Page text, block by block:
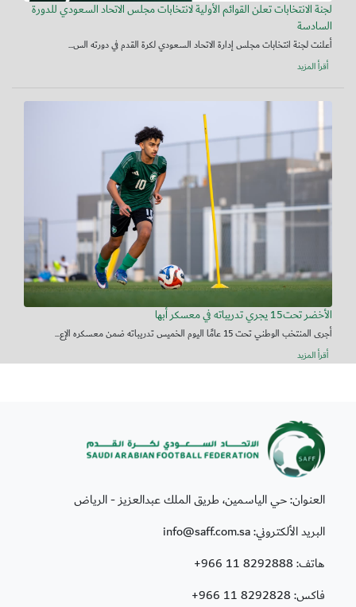
لجنة الانتخابات تعلن القوائم الأولية لانتخابات مجلس الاتحاد السعودي للدورة
السادسة
أعلنت لجنة انتخابات مجلس إدارة الاتحاد السعودي لكرة القدم في دورته الس...
أقرأ المزيد
الأخضر تحت15 يجري تدريباته في معسكر أبها
أجرى المنتخب الوطني تحت 15 عامًا اليوم الخميس تدريباته ضمن معسكره الإع...
أقرأ المزيد
العنوان: حي الياسمين، طريق الملك عبدالعزيز - الرياض
البريد الألكتروني: info@saff.com.sa
هاتف:+966 11 8292888
فاكس:+966 11 8292828